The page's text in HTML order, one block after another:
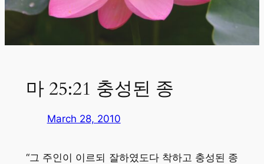
마 25:21 충성된 종
March 28, 2010
“그 주인이 이르되 잘하였도다 착하고 충성된 종